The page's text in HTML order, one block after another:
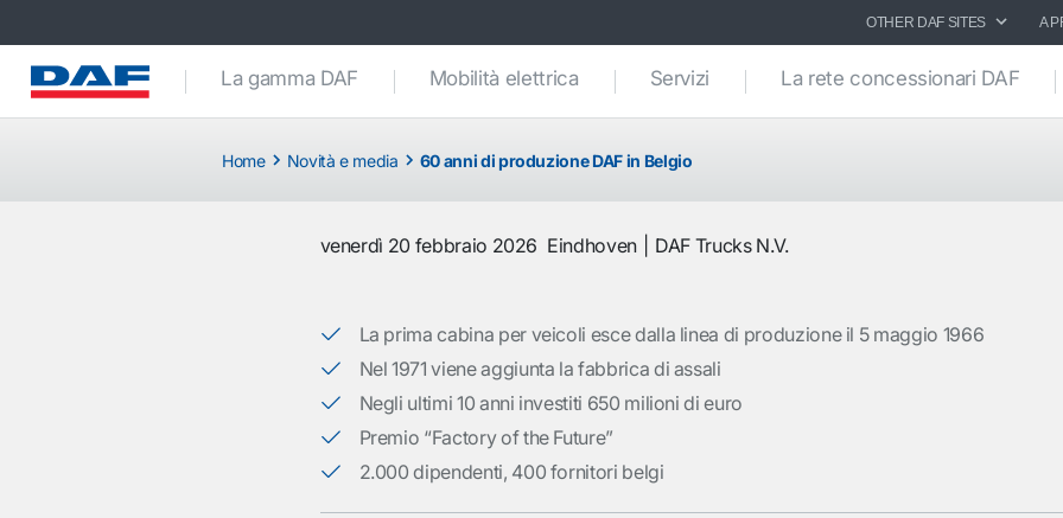
OTHER DAF SITES A
La gamma DAF Mobilità elettrica Servizi La rete concessionari DAF
Home Novità e media 60 anni di produzione DAF in Belgio
venerdì 20 febbraio 2026 Eindhoven DAF Trucks N.V.
La prima cabina per veicoli esce dalla linea di produzione il 5 maggio 1966
Nel 1971 viene aggiunta la fabbrica di assali
Negli ultimi 10 anni investiti 650 milioni di euro
Premio “Factory of the Future”
2.000 dipendenti, 400 fornitori belgi